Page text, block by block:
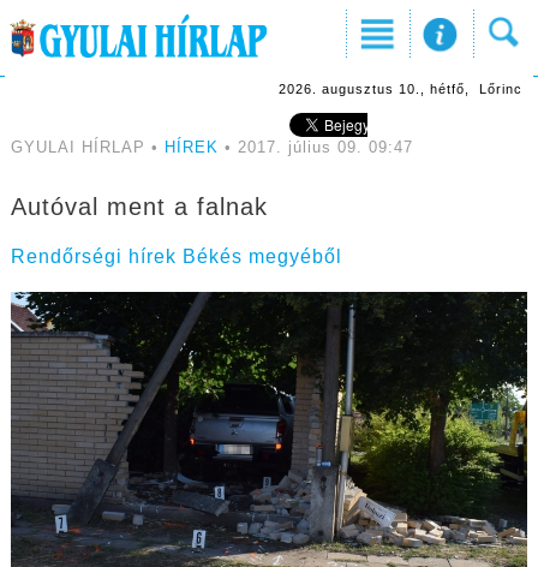
2026. augusztus 10., hétfő, Lőrinc
GYULAI HÍRLAP • HÍREK • 2017. július 09. 09:47
Autóval ment a falnak
Rendőrségi hírek Békés megyéből